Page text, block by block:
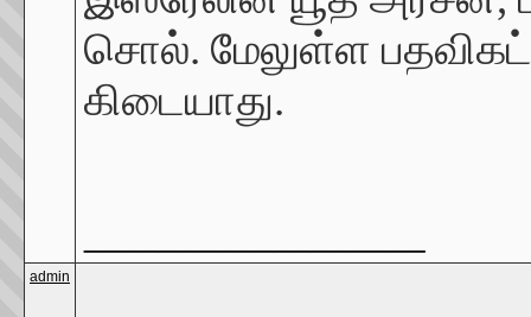
சொல். மேலுள்ள
கிடையாது.
admin